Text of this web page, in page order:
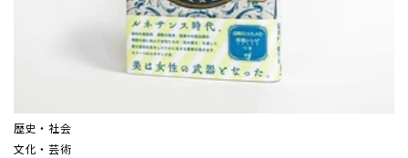
歴史・社会
文化・芸術